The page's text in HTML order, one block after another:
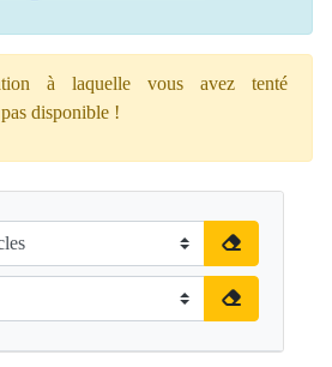
à laquelle vous avez tenté
disponible !